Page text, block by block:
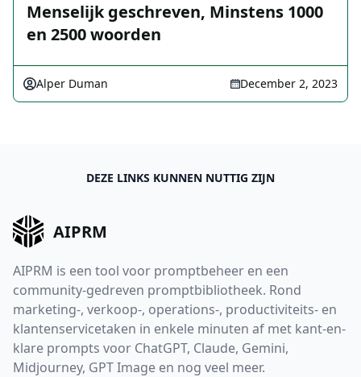
Menselijk geschreven, Minstens 1000
en 2500 woorden
Alper Duman December 2, 2023
DEZE LINKS KUNNEN NUTTIG ZIJN
AIPRM
AIPRM is een tool voor promptbeheer en een
community-gedreven promptbibliotheek. Rond
marketing-, verkoop-, operations-, productiviteits- en
klantenservicetaken in enkele minuten af met kant-en-
klare prompts voor ChatGPT, Claude, Gemini,
Midjourney, GPT Image en nog veel meer.